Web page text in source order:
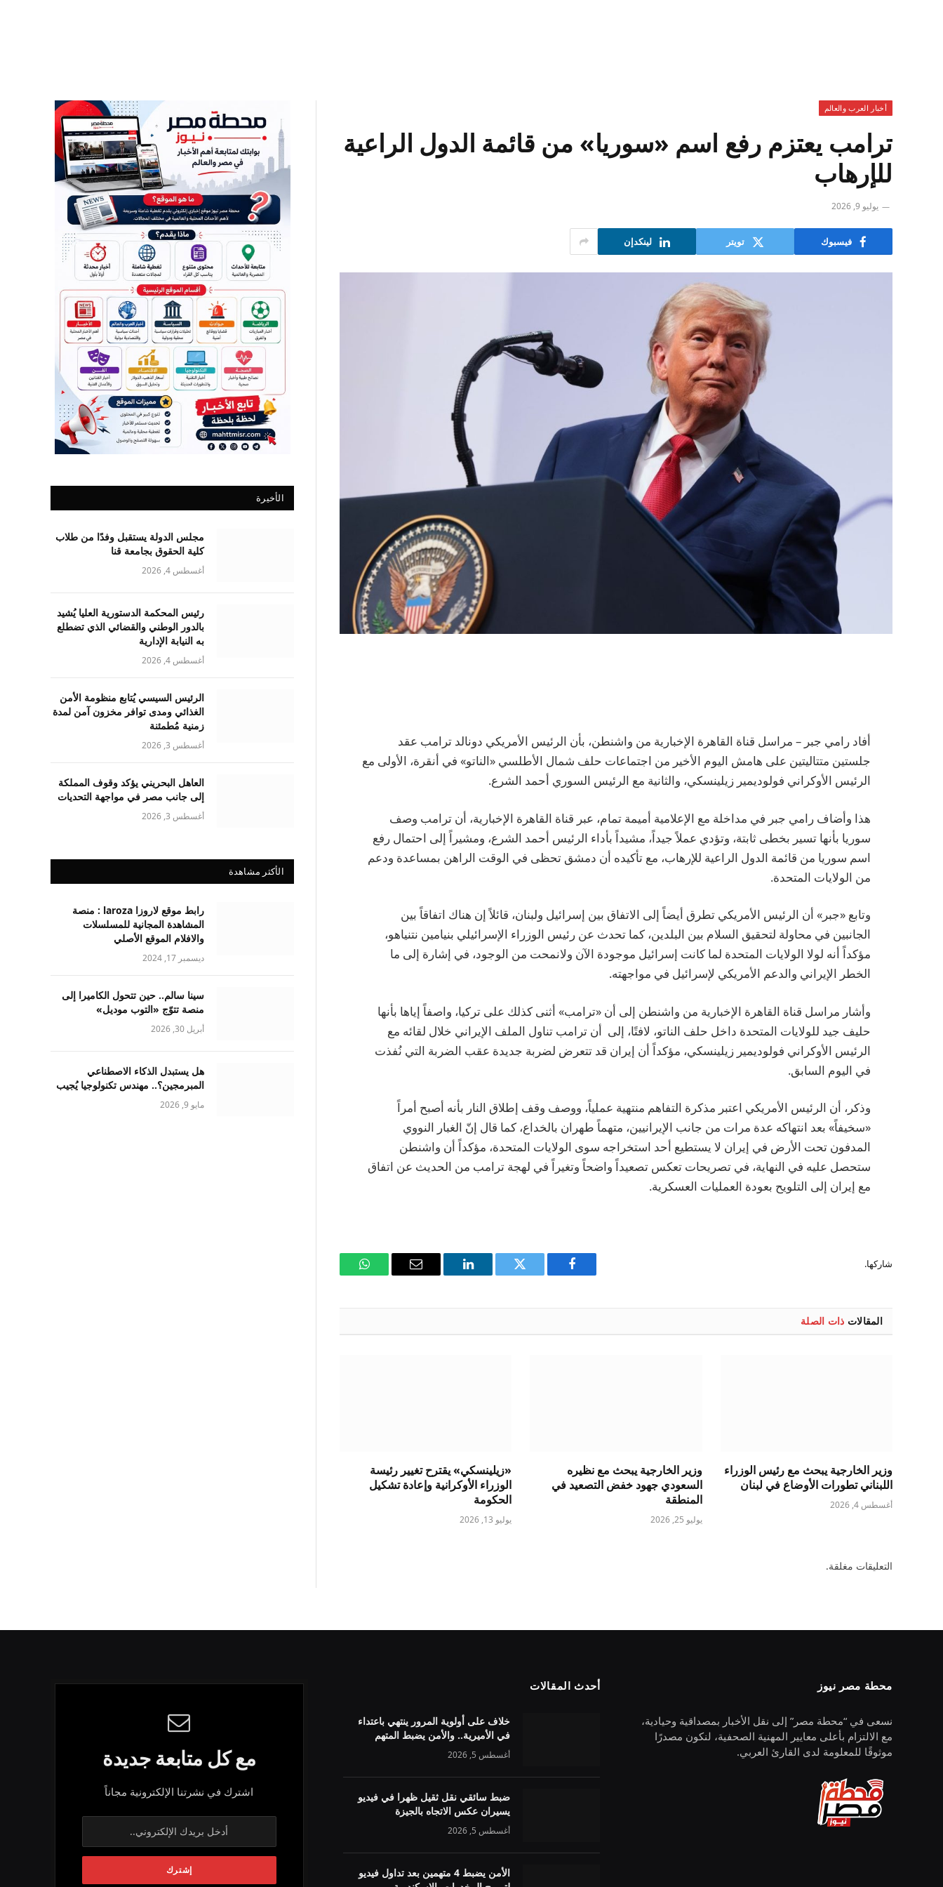
أخبار العرب والعالم
ترامب يعتزم رفع اسم «سوريا» من قائمة الدول الراعية
للإرهاب
يوليو 9, 2026
فيسبوك تويتر لينكدإن
أفاد رامي جبر – مراسل قناة القاهرة الإخبارية من واشنطن، بأن الرئيس الأمريكي دونالد ترامب عقد
جلستين متتاليتين على هامش اليوم الأخير من اجتماعات حلف شمال الأطلسي «الناتو» في أنقرة، الأولى مع
الرئيس الأوكراني فولوديمير زيلينسكي، والثانية مع الرئيس السوري أحمد الشرع.
هذا وأضاف رامي جبر في مداخلة مع الإعلامية أميمة تمام، عبر قناة القاهرة الإخبارية، أن ترامب وصف
سوريا بأنها تسير بخطى ثابتة، وتؤدي عملاً جيداً، مشيداً بأداء الرئيس أحمد الشرع، ومشيراً إلى احتمال رفع
اسم سوريا من قائمة الدول الراعية للإرهاب، مع تأكيده أن دمشق تحظى في الوقت الراهن بمساعدة ودعم
من الولايات المتحدة.
وتابع «جبر» أن الرئيس الأمريكي تطرق أيضاً إلى الاتفاق بين إسرائيل ولبنان، قائلاً إن هناك اتفاقاً بين
الجانبين في محاولة لتحقيق السلام بين البلدين، كما تحدث عن رئيس الوزراء الإسرائيلي بنيامين نتنياهو،
مؤكداً أنه لولا الولايات المتحدة لما كانت إسرائيل موجودة الآن ولانمحت من الوجود، في إشارة إلى ما
الخطر الإيراني والدعم الأمريكي لإسرائيل في مواجهته.
وأشار مراسل قناة القاهرة الإخبارية من واشنطن إلى أن «ترامب» أثنى كذلك على تركيا، واصفاً إياها بأنها
حليف جيد للولايات المتحدة داخل حلف الناتو، لافتًا، إلى أن ترامب تناول الملف الإيراني خلال لقائه مع
الرئيس الأوكراني فولوديمير زيلينسكي، مؤكداً أن إيران قد تتعرض لضربة جديدة عقب الضربة التي نُفذت
في اليوم السابق.
وذكر، أن الرئيس الأمريكي اعتبر مذكرة التفاهم منتهية عملياً، ووصف وقف إطلاق النار بأنه أصبح أمراً
«سخيفاً» بعد انتهاكه عدة مرات من جانب الإيرانيين، متهماً طهران بالخداع، كما قال إنّ الغبار النووي
المدفون تحت الأرض في إيران لا يستطيع أحد استخراجه سوى الولايات المتحدة، مؤكداً أن واشنطن
ستحصل عليه في النهاية، في تصريحات تعكس تصعيداً واضحاً وتغيراً في لهجة ترامب من الحديث عن اتفاق
مع إيران إلى التلويح بعودة العمليات العسكرية.
شاركها.
فيسبوك
تويتر لينكدإن
البريد
واتساب
المقالات ذات الصلة
وزير الخارجية يبحث مع رئيس الوزراء
اللبناني تطورات الأوضاع في لبنان
أغسطس 4, 2026
وزير الخارجية يبحث مع نظيره
السعودي جهود خفض التصعيد في
المنطقة
يوليو 25, 2026
«زيلينسكي» يقترح تغيير رئيسة
الوزراء الأوكرانية وإعادة تشكيل
الحكومة
يوليو 13, 2026
التعليقات مغلقة.
الأخيرة
مجلس الدولة يستقبل وفدًا من طلاب
كلية الحقوق بجامعة قنا
أغسطس 4, 2026
رئيس المحكمة الدستورية العليا يُشيد
بالدور الوطني والقضائي الذي تضطلع
به النيابة الإدارية
أغسطس 4, 2026
الرئيس السيسي يُتابع منظومة الأمن
الغذائي ومدى توافر مخزون آمن لمدة
زمنية مُطمئنة
أغسطس 3, 2026
العاهل البحريني يؤكد وقوف المملكة
إلى جانب مصر في مواجهة التحديات
أغسطس 3, 2026
الأكثر مشاهدة
رابط موقع لاروزا laroza : منصة
المشاهدة المجانية للمسلسلات
والافلام الموقع الأصلي
ديسمبر 17, 2024
سينا سالم.. حين تتحول الكاميرا إلى
منصة تتوّج «التوب موديل»
أبريل 30, 2026
هل يستبدل الذكاء الاصطناعي
المبرمجين؟.. مهندس تكنولوجيا يُجيب
مايو 9, 2026
محطة مصر نيوز
نسعى في “محطة مصر” إلى نقل الأخبار بمصداقية وحيادية،
مع الالتزام بأعلى معايير المهنية الصحفية، لنكون مصدرًا
موثوقًا للمعلومة لدى القارئ العربي.
أحدث المقالات
خلاف على أولوية المرور ينتهي باعتداء
في الأميرية.. والأمن يضبط المتهم
أغسطس 5, 2026
ضبط سائقي نقل ثقيل ظهرا في فيديو
يسيران عكس الاتجاه بالجيزة
أغسطس 5, 2026
الأمن يضبط 4 متهمين بعد تداول فيديو
مع كل متابعة جديدة
اشترك في نشرتنا الإلكترونية مجاناً